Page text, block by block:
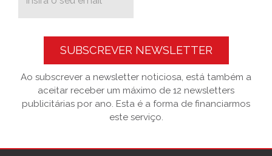
SUBSCREVER NEWSLETTER
Ao subscrever a newsletter noticiosa, está também a
aceitar receber um máximo de 12 newsletters
publicitárias por ano. Esta é a forma de financiarmos
este serviço.